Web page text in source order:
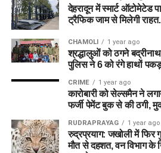
देहरादून में स्मार्ट ऑटोमेटेड
ट्रैफिक जाम से मिलेगी
CHAMOLI 1 year ago
श्रद्धालुओं को ठगने बद्रीनाथ
पुलिस ने 6 को रंगे हाथों
CRIME 1 year ago
कारोबारी को सेल्समैन ने
फर्जी पेमेंट बुक से की ठगी,
RUDRAPRAYAG 1 year ago
रुद्रप्रयाग: जखोली में फिर
मौत से दहशत, वन विभाग के